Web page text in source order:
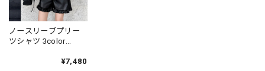
ノースリーブプリー
ツシャツ 3color
¥7,480